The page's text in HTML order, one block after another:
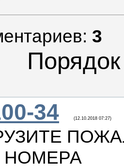
: 3
34 (12.10.2018 07:27)